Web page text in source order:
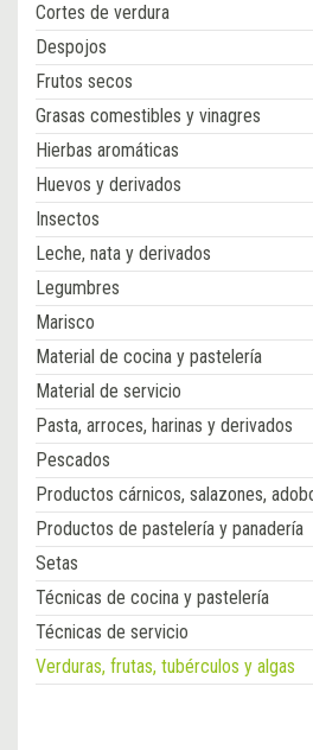
Cortes de verdura
Despojos
Frutos secos
Grasas comestibles y vinagres
Hierbas aromáticas
Huevos y derivados
Insectos
Leche, nata y derivados
Legumbres
Marisco
Material de cocina y pastelería
Material de servicio
Pasta, arroces, harinas y derivados
Pescados
Productos cárnicos, salazones,
Productos de pastelería y panadería
Setas
Técnicas de cocina y pastelería
Técnicas de servicio
Verduras, frutas, tubérculos y algas